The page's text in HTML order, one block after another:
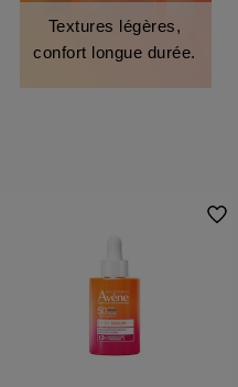
Textures légères,
confort longue durée.